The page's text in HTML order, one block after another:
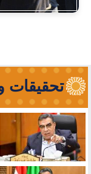
تحقيقات